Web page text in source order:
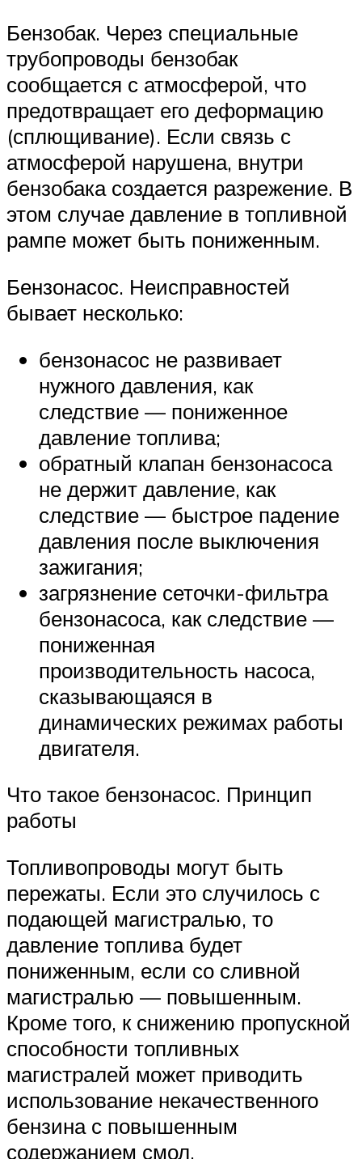
Бензобак. Через специальные
трубопроводы бензобак
сообщается с атмосферой, что
предотвращает его деформацию
(сплющивание). Если связь с
атмосферой нарушена, внутри
бензобака создается разрежение. В
этом случае давление в топливной
рампе может быть пониженным.
Бензонасос. Неисправностей
бывает несколько:
бензонасос не развивает
нужного давления, как
следствие — пониженное
давление топлива;
обратный клапан бензонасоса
не держит давление, как
следствие — быстрое падение
давления после выключения
зажигания;
загрязнение сеточки-фильтра
бензонасоса, как следствие —
пониженная
производительность насоса,
сказывающаяся в
динамических режимах работы
двигателя.
Что такое бензонасос. Принцип
работы
Топливопроводы могут быть
пережаты. Если это случилось с
подающей магистралью, то
давление топлива будет
пониженным, если со сливной
магистралью — повышенным.
Кроме того, к снижению пропускной
способности топливных
магистралей может приводить
использование некачественного
бензина с повышенным
содержанием смол.